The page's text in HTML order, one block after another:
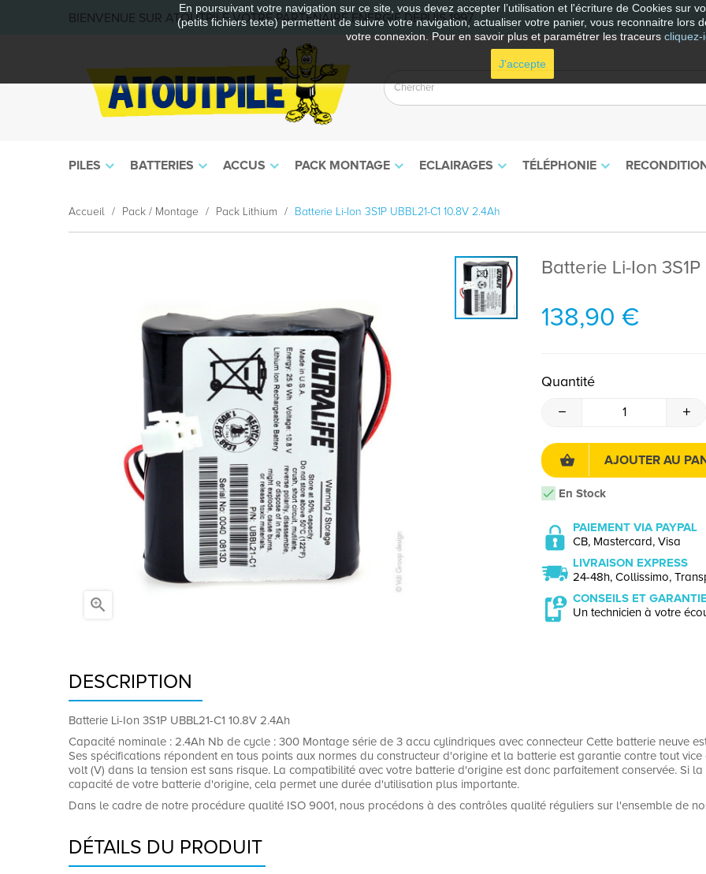
En poursuivant votre navigation sur ce site, vous devez accepter l’utilisation et l'écriture de Cookies sur
(petits fichiers texte) permettent de suivre votre navigation, actualiser votre panier, vous reconnaitre lors
votre connexion. Pour en savoir plus et paramétrer les traceurs cliquez-
J'accepte
BIENVENUE SUR ATOUTPILE VOTRE PARTENAIRE ENERGIE DEPUIS 1997
PILES BATTERIES ACCUS PACK MONTAGE ECLAIRAGES TÉLÉPHONIE
Accueil Pack / Montage Pack Lithium Batterie Li-Ion 3S1P UBBL21-C1 10.8V 2.4Ah

Batterie Li-Ion
138,90 €
Quantité
AJOUTER AU
En Stock
PAIEMENT VIA PAYPAL
CB, Mastercard, Visa
LIVRAISON EXPRESS
24-48h, Collissimo,
CONSEILS ET
Un technicien à votre
DESCRIPTION
Batterie Li-Ion 3S1P UBBL21-C1 10.8V 2.4Ah
Capacité nominale : 2.4Ah Nb de cycle : 300 Montage série de 3 accu cylindriques avec connecteur Cette batterie neuve
Ses spécifications répondent en tous points aux normes du constructeur d'origine et la batterie est garantie contre tout
volt (V) dans la tension est sans risque. La compatibilité avec votre batterie d'origine est donc parfaitement conservée. Si
capacité de votre batterie d'origine, cela permet une durée d'utilisation plus importante.
Dans le cadre de notre procédure qualité ISO 9001, nous procédons à des contrôles qualité réguliers sur l'ensemble de
DÉTAILS DU PRODUIT